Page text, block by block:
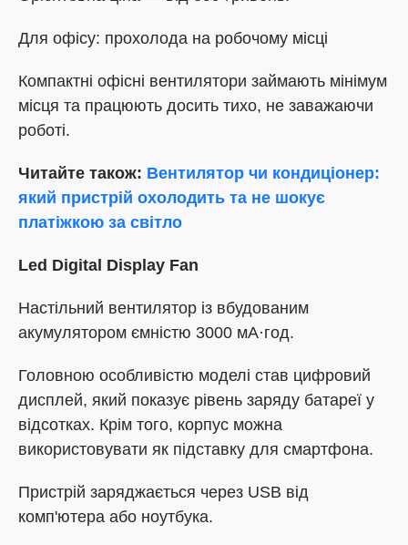
Для офісу: прохолода на робочому місці
Компактні офісні вентилятори займають мінімум
місця та працюють досить тихо, не заважаючи
роботі.
Читайте також: Вентилятор чи кондиціонер:
який пристрій охолодить та не шокує
платіжкою за світло
Led Digital Display Fan
Настільний вентилятор із вбудованим
акумулятором ємністю 3000 мА·год.
Головною особливістю моделі став цифровий
дисплей, який показує рівень заряду батареї у
відсотках. Крім того, корпус можна
використовувати як підставку для смартфона.
Пристрій заряджається через USB від
комп'ютера або ноутбука.